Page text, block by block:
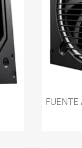
FUENTE